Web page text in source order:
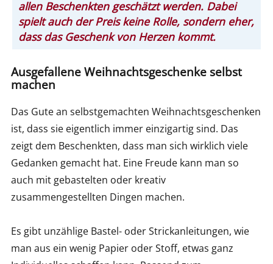
allen Beschenkten geschätzt werden. Dabei
spielt auch der Preis keine Rolle, sondern eher,
dass das Geschenk von Herzen kommt.
Ausgefallene Weihnachtsgeschenke selbst
machen
Das Gute an selbstgemachten Weihnachtsgeschenken
ist, dass sie eigentlich immer einzigartig sind. Das
zeigt dem Beschenkten, dass man sich wirklich viele
Gedanken gemacht hat. Eine Freude kann man so
auch mit gebastelten oder kreativ
zusammengestellten Dingen machen.
Es gibt unzählige Bastel- oder Strickanleitungen, wie
man aus ein wenig Papier oder Stoff, etwas ganz